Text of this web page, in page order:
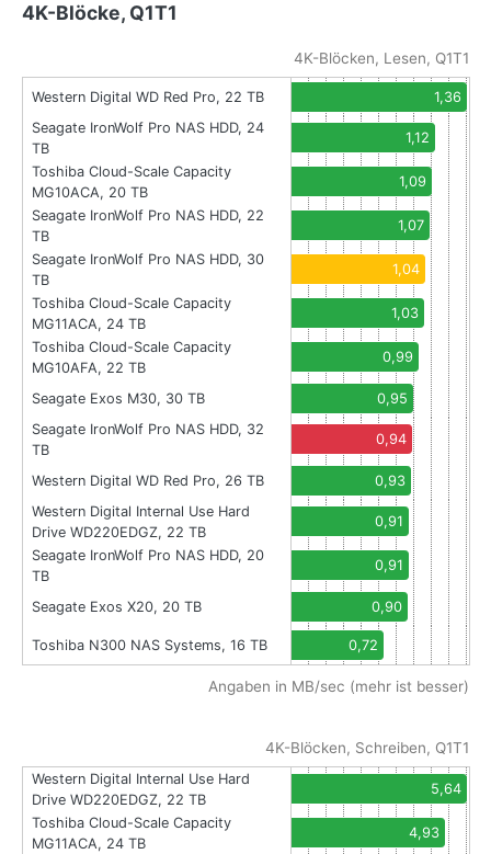
4K-Blöcke, Q1T1
4K-Blöcken, Lesen, Q1T1
Western Digital WD Red Pro, 22 TB
1,36
Seagate IronWolf Pro NAS HDD, 24
TB
1,12
Toshiba Cloud-Scale Capacity
MG10ACA, 20 TB
1,09
Seagate IronWolf Pro NAS HDD, 22
TB
1,07
Seagate IronWolf Pro NAS HDD, 30
TB
1,04
Toshiba Cloud-Scale Capacity
MG11ACA, 24 TB
1,03
Toshiba Cloud-Scale Capacity
MG10AFA, 22 TB
0,99
Seagate Exos M30, 30 TB
0,95
Seagate IronWolf Pro NAS HDD, 32
TB
0,94
Western Digital WD Red Pro, 26 TB
0,93
Western Digital Internal Use Hard
Drive WD220EDGZ, 22 TB
0,91
Seagate IronWolf Pro NAS HDD, 20
TB
0,91
Seagate Exos X20, 20 TB 0,90
Toshiba N300 NAS Systems, 16 TB 0,72
Angaben in MB/sec (mehr ist besser)
4K-Blöcken, Schreiben, Q1T1
Western Digital Internal Use Hard
Drive WD220EDGZ, 22 TB
5,64
Toshiba Cloud-Scale Capacity
MG11ACA, 24 TB
4,93